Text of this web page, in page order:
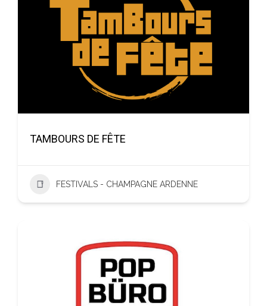
TAMBOURS DE FÊTE
FESTIVALS - CHAMPAGNE ARDENNE